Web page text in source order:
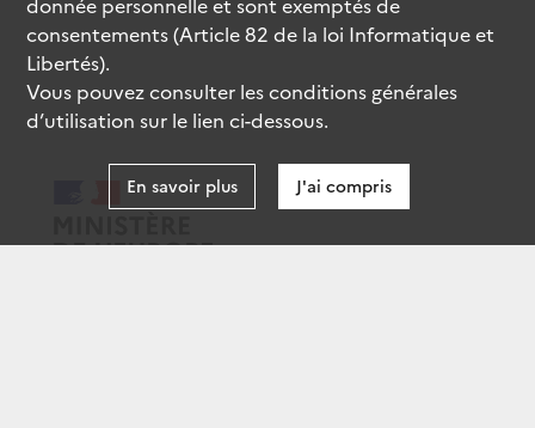
consentements (Article 82 de la loi Informatique et
Libertés).
Vous pouvez consulter les conditions générales
d’utilisation sur le lien ci-dessous.
En savoir plus J'ai compris